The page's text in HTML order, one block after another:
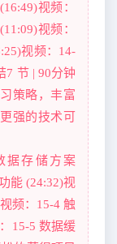
视频：
视频：
视频：14-
7 节 | 90分钟
策略，丰富
强的技术可
据存储方案
能 (24:32)视
频：15-4 触
15-5 数据缓